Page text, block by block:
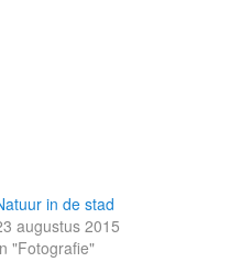
in de stad
augustus 2015
"Fotografie"